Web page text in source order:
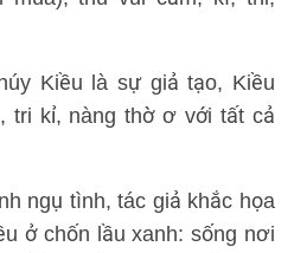
Kiều là sự giả tạo, Kiều
tri kỉ, nàng thờ ơ với tất cả
ngụ tình, tác giả khắc họa
ở chốn lầu xanh: sống nơi